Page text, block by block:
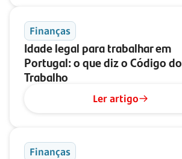
Finanças
Idade legal para trabalhar em
Portugal: o que diz o Código do
Trabalho
Ler artigo
Finanças